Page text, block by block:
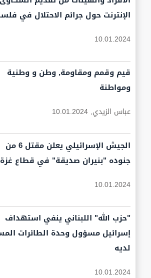
الإنترنت حول جرائم الاحتلال في
10.01.2024
قيم وقمم ومقاومة, وطن و وطنية
ومواطنة
عباس الزيدي,10.01.2024
الجيش الإسرائيلي يعلن مقتل 6 من
جنوده "بنيران صديقة" في قطاع غزة
10.01.2024
"حزب الله" اللبناني ينفي استهداف
إسرائيل مسؤول وحدة الطائرات
لديه
10.01.2024